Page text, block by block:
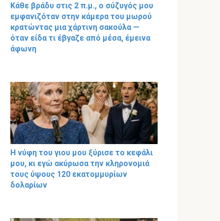
Κάθε βράδυ στις 2 π.μ., ο σύζυγός μου
εμφανιζόταν στην κάμερα του μωρού
κρατώντας μια χάρτινη σακούλα —
όταν είδα τι έβγαζε από μέσα, έμεινα
άφωνη
Η νύφη του γιου μου ξύρισε το κεφάλι
μου, κι εγώ ακύρωσα την κληρονομιά
τους ύψους 120 εκατομμυρίων
δολαρίων